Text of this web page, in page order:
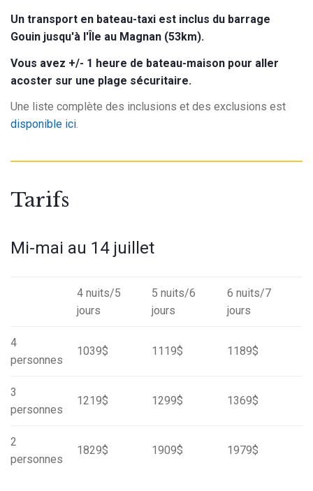
Un transport en bateau-taxi est inclus du barrage
Gouin jusqu'à l'Île au Magnan (53km).
Vous avez +/- 1 heure de bateau-maison pour aller
acoster sur une plage sécuritaire.
Une liste complète des inclusions et des exclusions est
disponible ici.
Tarifs
Mi-mai au 14 juillet
4 nuits/5
jours
5 nuits/6
jours
6 nuits/7
jours
4
personnes
1039$ 1119$ 1189$
3
personnes
1219$ 1299$ 1369$
2
personnes
1829$ 1909$ 1979$